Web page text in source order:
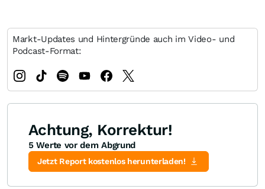
Markt-Updates und Hintergründe auch im Video- und
Podcast-Format:
Achtung, Korrektur!
5 Werte vor dem Abgrund
Jetzt Report kostenlos herunterladen!